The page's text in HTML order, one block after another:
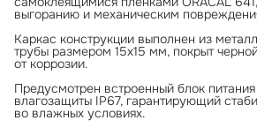
выгоранию и механическим
Каркас конструкции выполнен из
трубы размером 15x15 мм, покрыт
от коррозии.
Предусмотрен встроенный блок
влагозащиты IP67, гарантирующий
во влажных условиях.